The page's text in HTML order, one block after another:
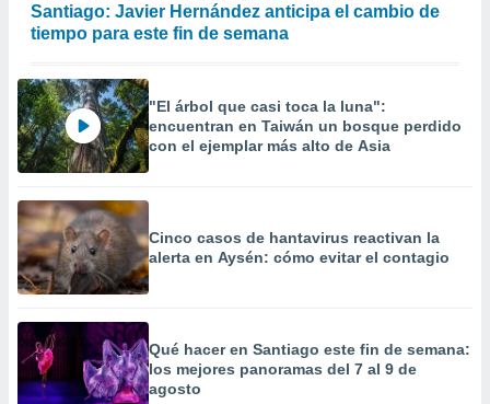
Santiago: Javier Hernández anticipa el cambio de
tiempo para este fin de semana
"El árbol que casi toca la luna":
encuentran en Taiwán un bosque perdido
con el ejemplar más alto de Asia
Cinco casos de hantavirus reactivan la
alerta en Aysén: cómo evitar el contagio
Qué hacer en Santiago este fin de semana:
los mejores panoramas del 7 al 9 de
agosto